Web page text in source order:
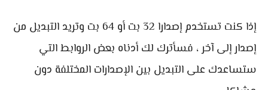
إذا كنت تستخدم إصدارا 32 بت أو 64 بت وتريد التبديل من
إصدار إلى آخر ، فسأترك لك أدناه بعض الروابط التي
ستساعدك على التبديل بين الإصدارات المختلفة دون